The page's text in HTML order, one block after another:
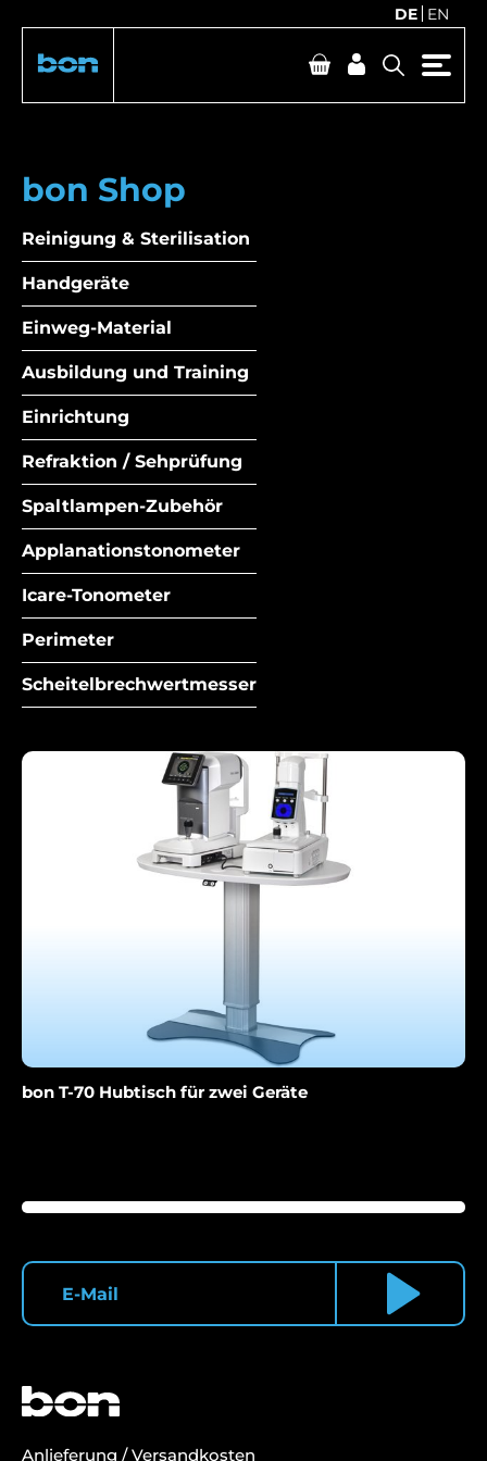
DE EN
bon Shop
Reinigung & Sterilisation
Handgeräte
Einweg-Material
Ausbildung und Training
Einrichtung
Refraktion / Sehprüfung
Spaltlampen-Zubehör
Applanationstonometer
Icare-Tonometer
Perimeter
Scheitelbrechwertmesser
bon T-70 Hubtisch für zwei Geräte
Anlieferung / Versandkosten